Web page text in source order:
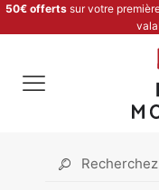
50€ offertssur votre